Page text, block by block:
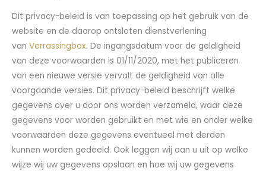
Dit privacy-beleid is van toepassing op het gebruik van de
website en de daarop ontsloten dienstverlening
van Verrassingbox. De ingangsdatum voor de geldigheid
van deze voorwaarden is 01/11/2020, met het publiceren
van een nieuwe versie vervalt de geldigheid van alle
voorgaande versies. Dit privacy-beleid beschrijft welke
gegevens over u door ons worden verzameld, waar deze
gegevens voor worden gebruikt en met wie en onder welke
voorwaarden deze gegevens eventueel met derden
kunnen worden gedeeld. Ook leggen wij aan u uit op welke
wijze wij uw gegevens opslaan en hoe wij uw gegevens